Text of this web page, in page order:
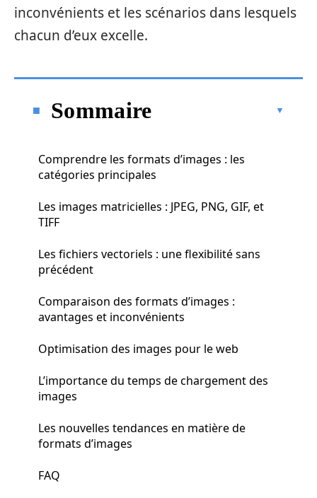
inconvénients et les scénarios dans lesquels
chacun d’eux excelle.
Sommaire
Comprendre les formats d’images : les
catégories principales
Les images matricielles : JPEG, PNG, GIF, et
TIFF
Les fichiers vectoriels : une flexibilité sans
précédent
Comparaison des formats d’images :
avantages et inconvénients
Optimisation des images pour le web
L’importance du temps de chargement des
images
Les nouvelles tendances en matière de
formats d’images
FAQ